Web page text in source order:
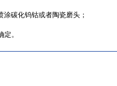
碳化钨钴或者陶瓷磨头；
。